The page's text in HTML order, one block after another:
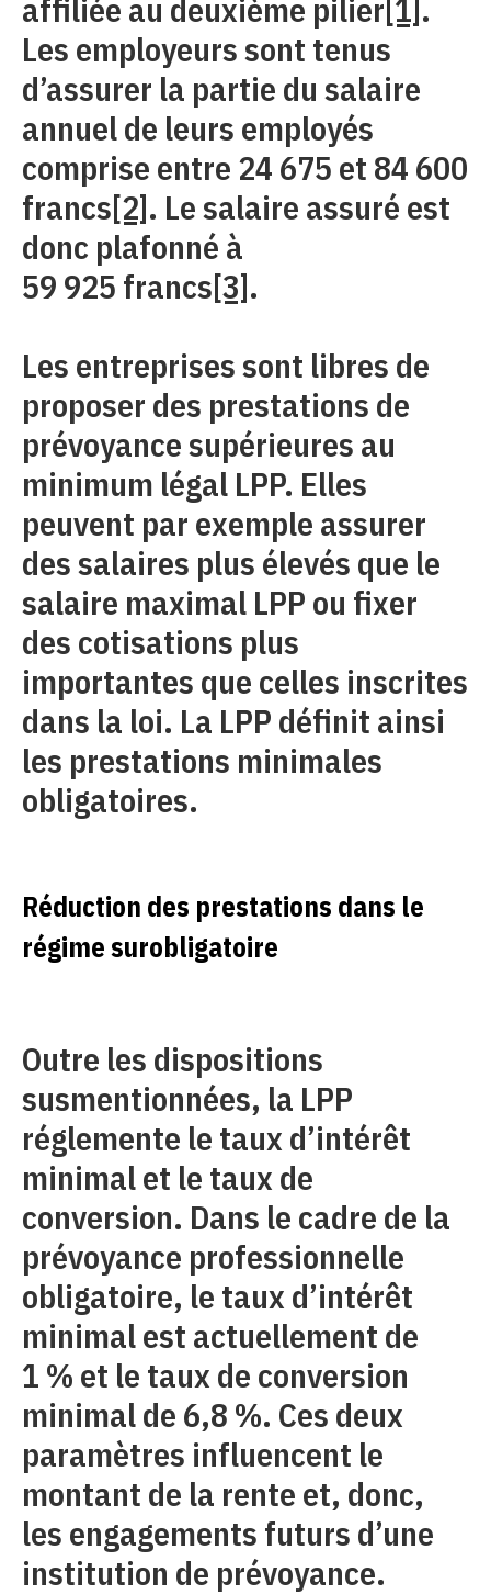
affiliée au deuxième pilier [1] .
Les employeurs sont tenus
d’assurer la partie du salaire
annuel de leurs employés
comprise entre 24 675 et 84 600
francs[2]. Le salaire assuré est
donc plafonné à
59 925 francs[3].
Les entreprises sont libres de
proposer des prestations de
prévoyance supérieures au
minimum légal LPP. Elles
peuvent par exemple assurer
des salaires plus élevés que le
salaire maximal LPP ou fixer
des cotisations plus
importantes que celles inscrites
dans la loi. La LPP définit ainsi
les prestations minimales
obligatoires.
Réduction des prestations dans le
régime surobligatoire
Outre les dispositions
susmentionnées, la LPP
réglemente le taux d’intérêt
minimal et le taux de
conversion. Dans le cadre de la
prévoyance professionnelle
obligatoire, le taux d’intérêt
minimal est actuellement de
1 % et le taux de conversion
minimal de 6,8 %. Ces deux
paramètres influencent le
montant de la rente et, donc,
les engagements futurs d’une
institution de prévoyance.